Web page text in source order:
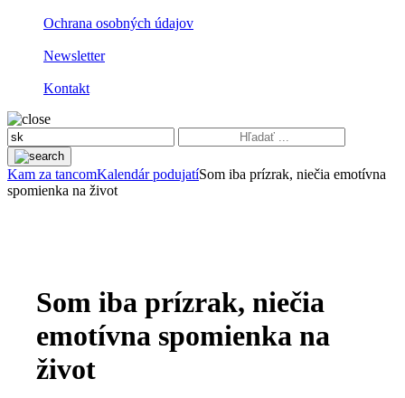
Ochrana osobných údajov
Newsletter
Kontakt
Kam za tancomKalendár podujatíSom iba prízrak, niečia emotívna
spomienka na život
Som iba prízrak, niečia
emotívna spomienka na
život